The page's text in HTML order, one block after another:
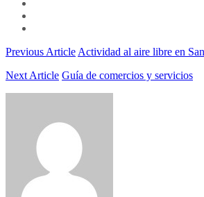
Previous ArticleActividad al aire libre en
Next Article Guía de comercios y servicios